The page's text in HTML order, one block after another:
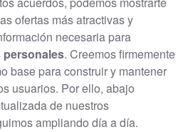
ofertas más atractivas y
necesaria para
. Creemos firmemente
base para construir y mantener
usuarios. Por ello, abajo
de nuestros
ampliando día a día.